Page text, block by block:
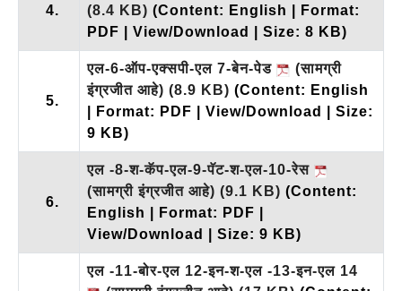
4.
(8.4 KB) (Content: English | Format:
PDF | View/Download | Size: 8 KB)
5.
एल-6-ऑप-एक्सपी-एल 7-बेन-पेड
(सामग्री
इंग्रजीत आहे) (8.9 KB) (Content: English
| Format: PDF | View/Download | Size:
9 KB)
6.
एल -8-श-कॅप-एल-9-पॅट-श-एल-10-रेस
(सामग्री इंग्रजीत आहे) (9.1 KB) (Content:
English | Format: PDF |
View/Download | Size: 9 KB)
एल -11-बोर-एल 12-इन-श-एल -13-इन-एल 14